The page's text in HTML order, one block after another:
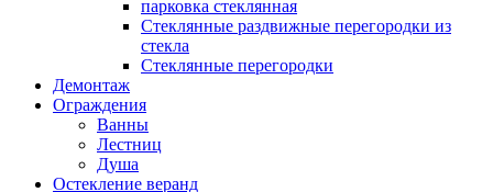
парковка стеклянная
Стеклянные раздвижные перегородки из
стекла
Стеклянные перегородки
Демонтаж
Ограждения
Ванны
Лестниц
Душа
Остекление веранд